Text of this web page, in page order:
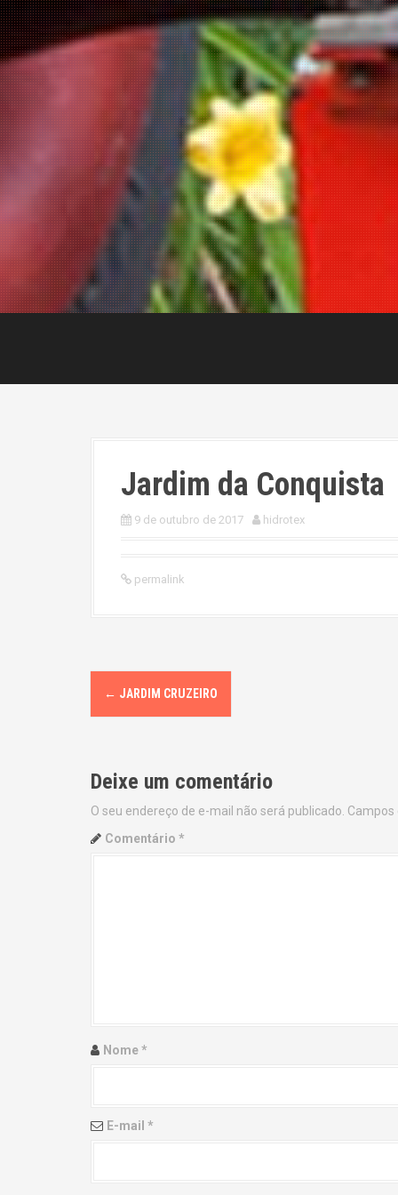
Jardim da Conquista
9 de outubro de 2017 hidrotex
permalink
P
o
t
n
n
← JARDIM CRUZEIRO
Deixe um comentário
O seu endereço de e-mail não será publicado.
Comentário *
Nome*
E-mail *